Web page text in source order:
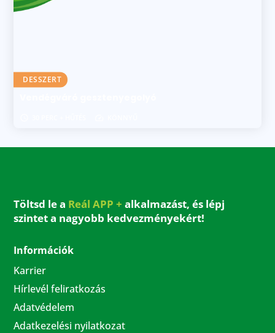
DESSZERT
Töltsd le a Reál APP + alkalmazást, és lépj
szintet a nagyobb kedvezményekért!
Információk
Karrier
Hírlevél feliratkozás
Adatvédelem
Adatkezelési nyilatkozat